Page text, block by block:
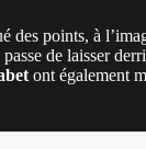
des points, à
de laisser
ont également